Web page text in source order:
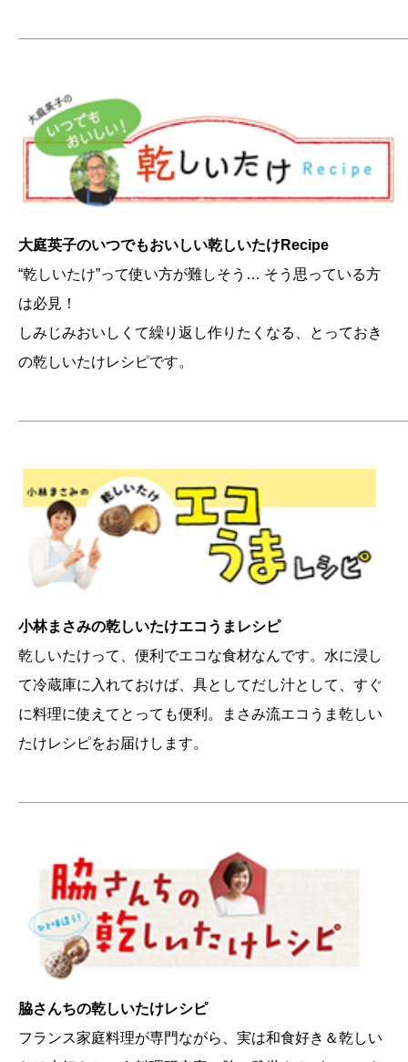
大庭英子のいつでもおいしい乾しいたけRecipe
“乾しいたけ”って使い方が難しそう… そう思っている方
は必見！
しみじみおいしくて繰り返し作りたくなる、とっておき
の乾しいたけレシピです。
小林まさみの乾しいたけエコうまレシピ
乾しいたけって、便利でエコな食材なんです。水に浸し
て冷蔵庫に入れておけば、具としてだし汁として、すぐ
に料理に使えてとっても便利。まさみ流エコうま乾しい
たけレシピをお届けします。
脇さんちの乾しいたけレシピ
フランス家庭料理が専門ながら、実は和食好き＆乾しい